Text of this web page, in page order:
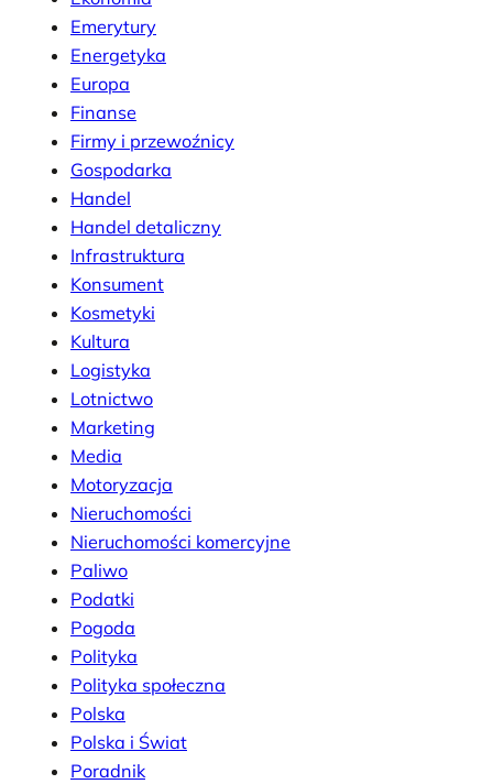
Emerytury
Energetyka
Europa
Finanse
Firmy i przewoźnicy
Gospodarka
Handel
Handel detaliczny
Infrastruktura
Konsument
Kosmetyki
Kultura
Logistyka
Lotnictwo
Marketing
Media
Motoryzacja
Nieruchomości
Nieruchomości komercyjne
Paliwo
Podatki
Pogoda
Polityka
Polityka społeczna
Polska
Polska i Świat
Poradnik